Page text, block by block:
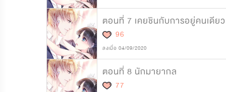
ตอนที่ 7 เคยชินกับการอยู่คนเดียว
96
ลงเมื่อ 04/09/2020
ตอนที่ 8 นักมายากล
77